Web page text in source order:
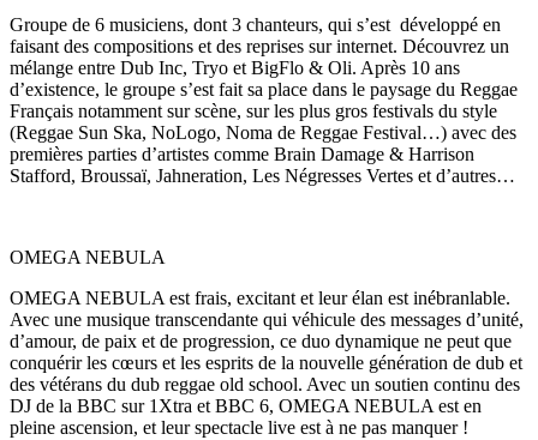
Groupe de 6 musiciens, dont 3 chanteurs, qui s’est développé en
faisant des compositions et des reprises sur internet. Découvrez un
mélange entre Dub Inc, Tryo et BigFlo & Oli. Après 10 ans
d’existence, le groupe s’est fait sa place dans le paysage du Reggae
Français notamment sur scène, sur les plus gros festivals du style
(Reggae Sun Ska, NoLogo, Noma de Reggae Festival…) avec des
premières parties d’artistes comme Brain Damage & Harrison
Stafford, Broussaï, Jahneration, Les Négresses Vertes et d’autres…
OMEGA NEBULA
OMEGA NEBULA est frais, excitant et leur élan est inébranlable.
Avec une musique transcendante qui véhicule des messages d’unité,
d’amour, de paix et de progression, ce duo dynamique ne peut que
conquérir les cœurs et les esprits de la nouvelle génération de dub et
des vétérans du dub reggae old school. Avec un soutien continu des
DJ de la BBC sur 1Xtra et BBC 6, OMEGA NEBULA est en
pleine ascension, et leur spectacle live est à ne pas manquer !